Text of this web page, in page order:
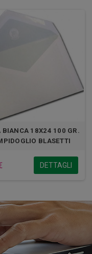
BIANCA 18X24 100 GR.
BLASETTI
DETTAGLI